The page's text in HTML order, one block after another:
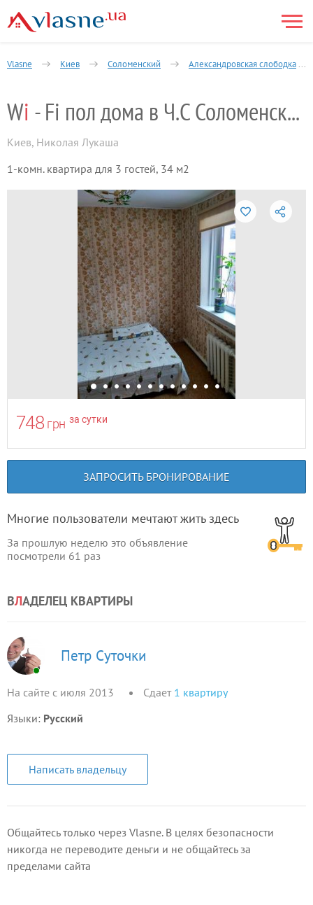
Vlasne Киев Соломенский Александровская слободка
Wi - Fi пол дома в Ч.С Соломенский р-нок
Киев, Николая Лукаша
1-комн. квартира для 3 гостей, 34 м2
748 грн за сутки
ЗАПРОСИТЬ БРОНИРОВАНИЕ
Многие пользователи мечтают жить здесь
За прошлую неделю это объявление
посмотрели 61 раз
ВЛАДЕЛЕЦ КВАРТИРЫ
Петр Суточки
На сайте с июля 2013 Сдает 1 квартиру
Языки: Русский
Написать владельцу
Общайтесь только через Vlasne. В целях безопасности
никогда не переводите деньги и не общайтесь за
пределами сайта